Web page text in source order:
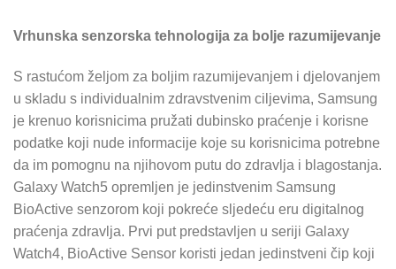
Vrhunska senzorska tehnologija za bolje razumijevanje
S rastućom željom za boljim razumijevanjem i djelovanjem
u skladu s individualnim zdravstvenim ciljevima, Samsung
je krenuo korisnicima pružati dubinsko praćenje i korisne
podatke koji nude informacije koje su korisnicima potrebne
da im pomognu na njihovom putu do zdravlja i blagostanja.
Galaxy Watch5 opremljen je jedinstvenim Samsung
BioActive senzorom koji pokreće sljedeću eru digitalnog
praćenja zdravlja. Prvi put predstavljen u seriji Galaxy
Watch4, BioActive Sensor koristi jedan jedinstveni čip koji